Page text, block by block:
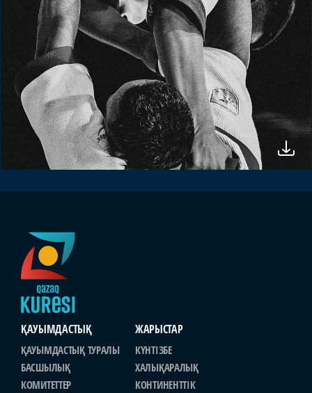
ҚАУЫМДАСТЫҚ
ҚАУЫМДАСТЫҚ ТУРАЛЫ
БАСШЫЛЫҚ
КОМИТЕТТЕР
ЖАРЫСТАР
КҮНТІЗБЕ
ХАЛЫҚАРАЛЫҚ
КОНТИНЕНТТІК